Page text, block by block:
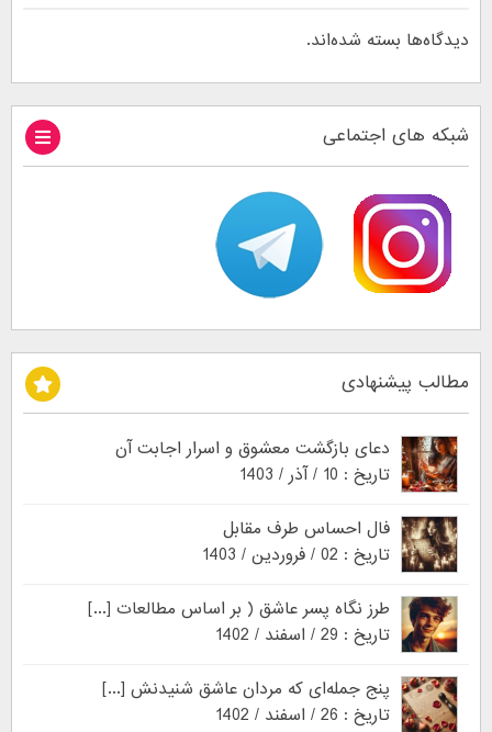
دیدگاه‌ها بسته شده‌اند.
شبکه های اجتماعی
مطالب پیشنهادی
دعای بازگشت معشوق و اسرار اجابت آن
تاریخ : 10 / آذر / 1403
فال احساس طرف مقابل
تاریخ : 02 / فروردین / 1403
طرز نگاه پسر عاشق ( بر اساس مطالعات [...]
تاریخ : 29 / اسفند / 1402
پنج جمله‌ای که مردان عاشق شنیدنش [...]
تاریخ : 26 / اسفند / 1402